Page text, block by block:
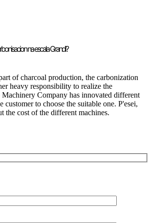
na escala Grandi?
of charcoal production,the carbonization
heavy responsibility to realize the
Machinery Company has innovated different
customer to choose the suitable one. P'esei,
the cost of the different machines.